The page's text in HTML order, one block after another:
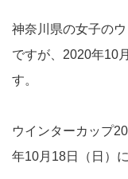
神奈川県の女子の
ですが、2020年10
す。
ウインターカップ
年10月18日（日）に